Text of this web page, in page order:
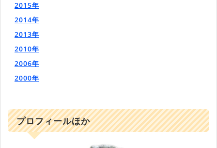
2015年
2014年
2013年
2010年
2006年
2000年
プロフィールほか